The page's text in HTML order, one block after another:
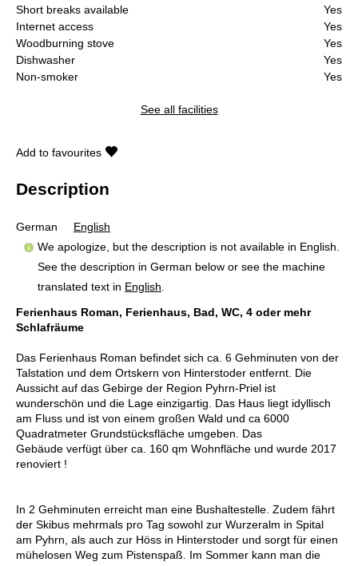
Short breaks available
Yes
Internet access
Yes
Woodburning stove
Yes
Dishwasher
Yes
Non-smoker
Yes
See all facilities
Add to favourites
Description
German
English
We apologize, but the description is not available in English.
See the description in German below or see the machine
translated text in English
Ferienhaus Roman, Ferienhaus, Bad, WC, 4 oder mehr
Schlafräume
Das Ferienhaus Roman befindet sich ca. 6 Gehminuten von der
Talstation und dem Ortskern von Hinterstoder entfernt. Die
Aussicht auf das Gebirge der Region Pyhrn-Priel ist
wunderschön und die Lage einzigartig. Das Haus liegt idyllisch
am Fluss und ist von einem großen Wald und ca 6000
Quadratmeter Grundstücksfläche umgeben. Das
Gebäude verfügt über ca. 160 qm Wohnfläche und wurde 2017
renoviert !
In 2 Gehminuten erreicht man eine Bushaltestelle. Zudem fährt
der Skibus mehrmals pro Tag sowohl zur Wurzeralm in Spital
am Pyhrn, als auch zur Höss in Hinterstoder und sorgt für einen
mühelosen Weg zum Pistenspaß. Im Sommer kann man die